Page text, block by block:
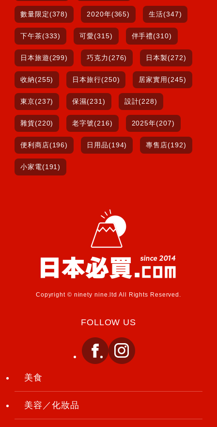
數量限定(378) 2020年(365) 生活(347)
下午茶(333) 可愛(315) 伴手禮(310)
日本旅遊(299) 巧克力(276) 日本製(272)
收納(255) 日本旅行(250) 居家實用(245)
東京(237) 保濕(231) 設計(228)
雜貨(220) 老字號(216) 2025年(207)
便利商店(196) 日用品(194) 專售店(192)
小家電(191)
Copyright © ninety nine.ltd All Rights Reserved.
FOLLOW US
美食
美容／化妝品